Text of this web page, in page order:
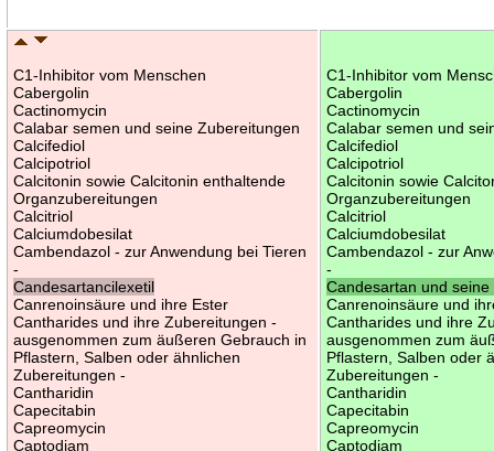
C1-Inhibitor vom Menschen
Cabergolin
Cactinomycin
Calabar semen und seine Zubereitungen
Calcifediol
Calcipotriol
Calcitonin sowie Calcitonin enthaltende
Organzubereitungen
Calcitriol
Calciumdobesilat
Cambendazol - zur Anwendung bei Tieren
-
Candesartancilexetil
Canrenoinsäure und ihre Ester
Cantharides und ihre Zubereitungen -
ausgenommen zum äußeren Gebrauch in
Pflastern, Salben oder ähnlichen
Zubereitungen -
Cantharidin
Capecitabin
Capreomycin
Captodiam
C1-Inhibitor vom
Cabergolin
Cactinomycin
Calabar semen und
Calcifediol
Calcipotriol
Calcitonin sowie
Organzubereitungen
Calcitriol
Calciumdobesilat
Cambendazol - zur
-
Candesartan und seine
Canrenoinsäure und
Cantharides und ihre
ausgenommen zum
Pflastern, Salben oder
Zubereitungen -
Cantharidin
Capecitabin
Capreomycin
Captodiam